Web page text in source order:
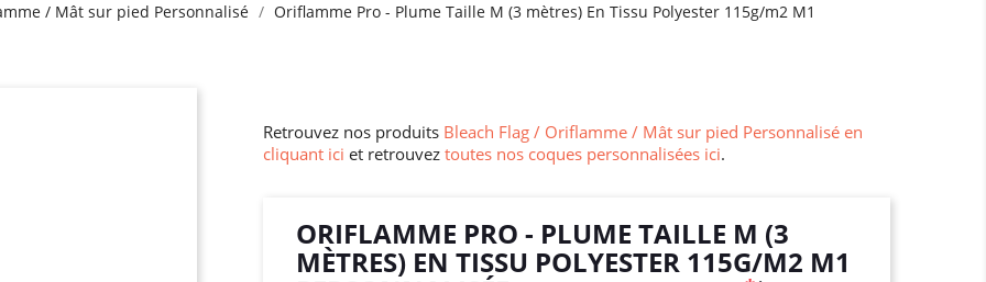
/ Mât sur pied Personnalisé Oriflamme Pro - Plume Taille M (3 mètres) En Tissu Polyester 115g/m2 M1
Retrouvez nos produits Bleach Flag / Oriflamme / Mât sur pied Personnalisé en
cliquant ici et retrouvez toutes nos coques personnalisées ici.
ORIFLAMME PRO - PLUME TAILLE M (3
MÈTRES) EN TISSU POLYESTER 115G/M2 M1